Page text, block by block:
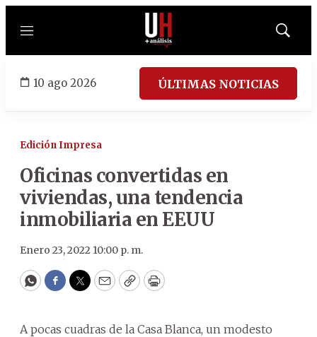
Menú
Mostrar
10 ago 2026 ÚLTIMAS NOTICIAS
Edición Impresa
Oficinas convertidas en
viviendas, una tendencia
inmobiliaria en EEUU
Enero 23, 2022 10:00 p. m.
WhatsApp
Facebook
Twitter
EmailCopyPrint
A pocas cuadras de la Casa Blanca, un modesto